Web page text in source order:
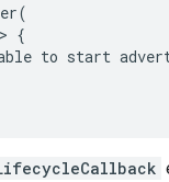
{
to start